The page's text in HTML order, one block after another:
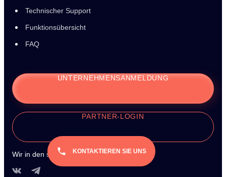
KONTAKTIEREN SIE UNS
Technischer Support
Funktionsübersicht
FAQ
UNTERNEHMENSANMELDUNG
PARTNER-LOGIN
Wir in den sozialen Medien: